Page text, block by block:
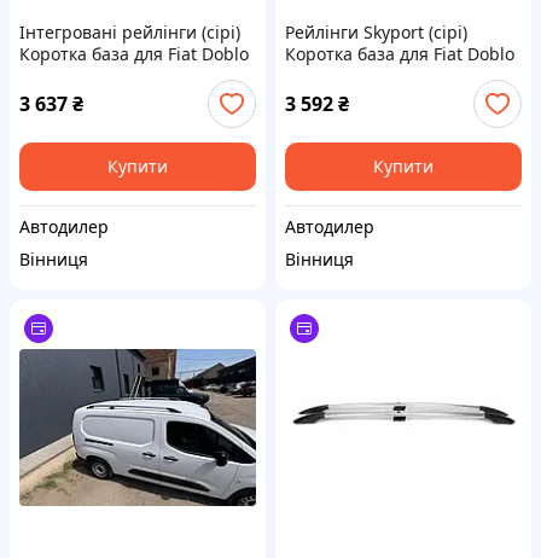
Інтегровані рейлінги (сірі)
Коротка база для Fiat Doblo
3 637₴
Купити
Автодилер
Вінниця
Рейлінги Skyport (сірі)
Коротка база для Fiat Doblo
3 592₴
Купити
Автодилер
Вінниця